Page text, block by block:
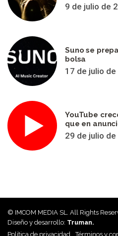
9 de julio de
Suno se
bolsa
17 de julio
YouTube
que en
29 de julio
© IMCOM MEDIA SL. All Rights
Diseño y desarrollo: Truman.
Política de privacidad
Términos y